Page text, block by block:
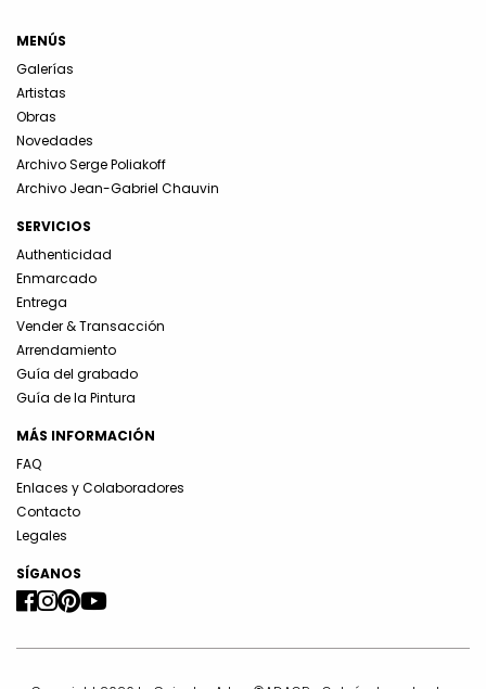
MENÚS
Galerías
Artistas
Obras
Novedades
Archivo Serge Poliakoff
Archivo Jean-Gabriel Chauvin
SERVICIOS
Authenticidad
Enmarcado
Entrega
Vender & Transacción
Arrendamiento
Guía del grabado
Guía de la Pintura
MÁS INFORMACIÓN
FAQ
Enlaces y Colaboradores
Contacto
Legales
SÍGANOS